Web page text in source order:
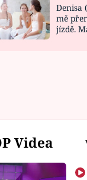
Denisa
mě
jízdě.
Videa